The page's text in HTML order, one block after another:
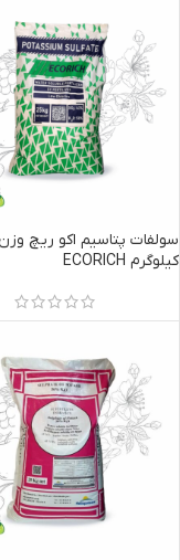
کیلوگرم ECORICH